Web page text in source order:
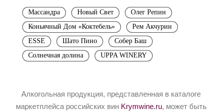
Массандра Новый Свет
Олег Репин
Коньячный Дом «Коктебель»
Рем Акчурин
ESSE
Шато Пино
Собер Баш
Солнечная долина
UPPA WINERY
Алкогольная продукция, представленная в каталоге
маркетплейса российских вин Krymwine.ru, может быть